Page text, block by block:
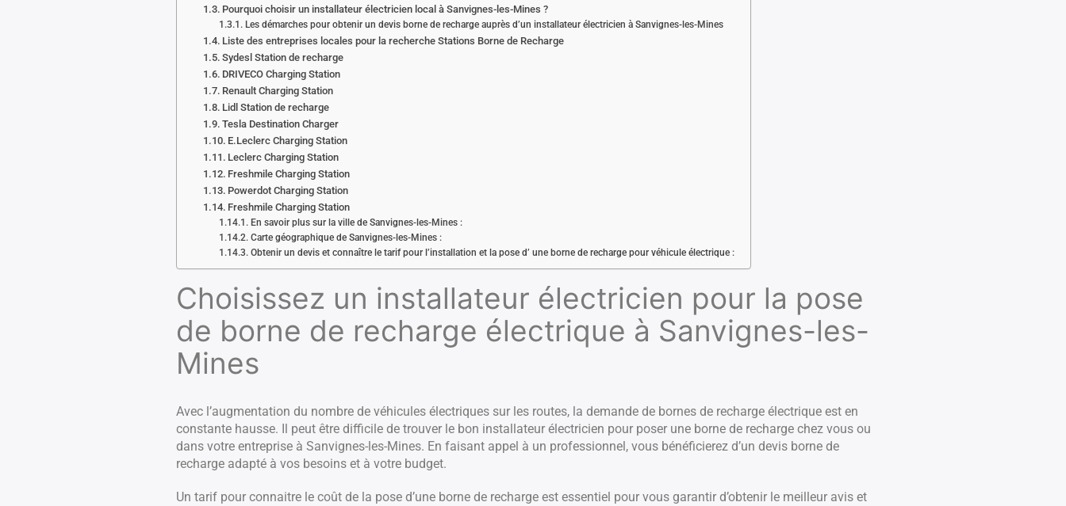
Pourquoi choisir un installateur électricien local à Sanvignes-les-Mines ?
Les démarches pour obtenir un devis borne de recharge auprès d’un installateur électricien à Sanvignes-les-Mines
Liste des entreprises locales pour la recherche Stations Borne de Recharge
Sydesl Station de recharge
DRIVECO Charging Station
Renault Charging Station
Lidl Station de recharge
Tesla Destination Charger
E.Leclerc Charging Station
Leclerc Charging Station
Freshmile Charging Station
Powerdot Charging Station
Freshmile Charging Station
En savoir plus sur la ville de Sanvignes-les-Mines :
Carte géographique de Sanvignes-les-Mines :
Obtenir un devis et connaître le tarif pour l’installation et la pose d’ une borne de recharge pour véhicule électrique :
Choisissez un installateur électricien pour la pose
de borne de recharge électrique à Sanvignes-les-
Mines
Avec l’augmentation du nombre de véhicules électriques sur les routes, la demande de bornes de recharge électrique est en
constante hausse. Il peut être difficile de trouver le bon installateur électricien pour poser une borne de recharge chez vous ou
dans votre entreprise à Sanvignes-les-Mines. En faisant appel à un professionnel, vous bénéficierez d’un devis borne de
recharge adapté à vos besoins et à votre budget.
Un tarif pour connaitre le coût de la pose d’une borne de recharge est essentiel pour vous garantir d’obtenir le meilleur avis et